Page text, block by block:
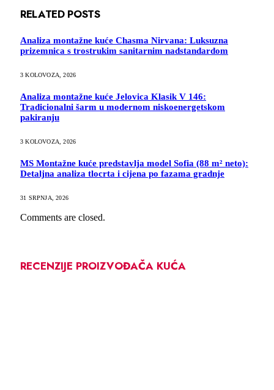
RELATED POSTS
Analiza montažne kuće Chasma Nirvana: Luksuzna
prizemnica s trostrukim sanitarnim nadstandardom
3 KOLOVOZA, 2026
Analiza montažne kuće Jelovica Klasik V 146:
Tradicionalni šarm u modernom niskoenergetskom
pakiranju
3 KOLOVOZA, 2026
MS Montažne kuće predstavlja model Sofia (88 m² neto):
Detaljna analiza tlocrta i cijena po fazama gradnje
31 SRPNJA, 2026
Comments are closed.
RECENZIJE PROIZVOĐAČA KUĆA